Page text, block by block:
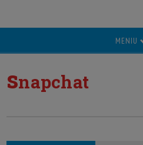
MENIU
snapchat